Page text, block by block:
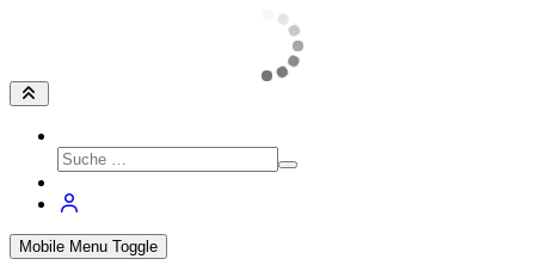
Mobile Menu Toggle